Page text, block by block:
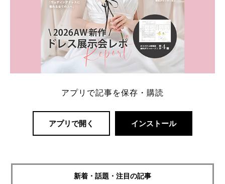
アプリで記事を保存・購読
アプリで開く インストール
新着・話題・注目の記事